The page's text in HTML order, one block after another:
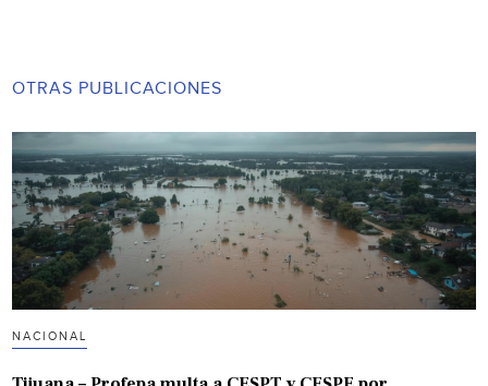
OTRAS PUBLICACIONES
NACIONAL